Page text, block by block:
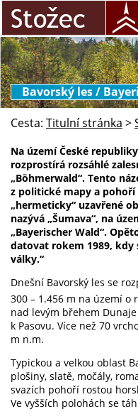
Bavorský les /
Cesta: Titulní stránka >
Na území České
rozprostírá rozsáhlé
„Böhmerwald“. Tento
z politické mapy a
„hermeticky“ uzavřené
nazývá „Šumava“, na
„Bayerischer Wald“.
datovat rokem 1989,
války.“
Dnešní Bavorský les se
300 – 1.456 m na území o
nad levým břehem
k Pasovu. Více než 70
m n.m.
Typickou a velkou oblast
plošiny, slatě, močály,
svazích pohoří rostou
Ve vyšších polohách se